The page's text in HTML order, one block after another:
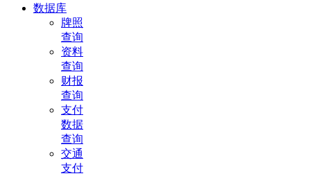
数据库
牌照
查询
资料
查询
财报
查询
支付
数据
查询
交通
支付